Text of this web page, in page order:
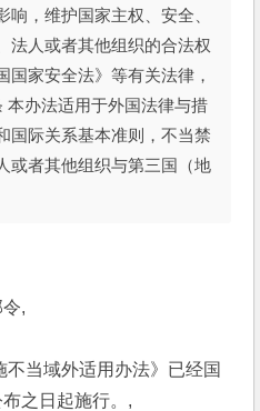
，维护国家主权、安全、
法人或者其他组织的合法权
国家安全法》等有关法律，
办法适用于外国法律与措
国际关系基本准则，不当禁
或者其他组织与第三国（地
,
当域外适用办法》已经国
之日起施行。,